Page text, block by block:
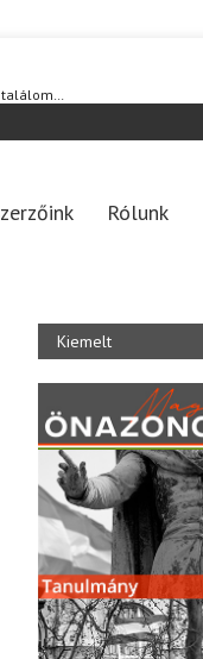
találom…
Rólunk
Kiemelt